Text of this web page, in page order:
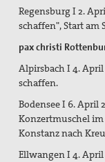
Regensburg I 2.
schaffen", Start am
pax christi
Alpirsbach I 4.
schaffen.
Bodensee I 6. April
Konzertmuschel
Konstanz nach
Ellwangen I 4.